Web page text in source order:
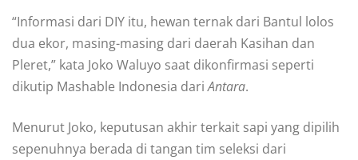
“Informasi dari DIY itu, hewan ternak dari Bantul lolos
dua ekor, masing-masing dari daerah Kasihan dan
Pleret,” kata Joko Waluyo saat dikonfirmasi seperti
dikutip Mashable Indonesia dariAntara.
Menurut Joko, keputusan akhir terkait sapi yang dipilih
sepenuhnya berada di tangan tim seleksi dari